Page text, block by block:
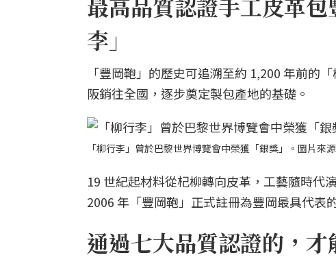
李」
「豐岡鞄」的歷史可追溯至約 1,200 年前的
阪銷往全國，逐步奠定製包產地的基礎。
「柳行李」曾於巴黎世界博覽會中榮獲「銀獎」。圖片
19 世紀起材料從杞柳轉向皮革，工藝隨時代
2006 年「豐岡鞄」正式註冊為豐岡最具代表
通過七大品質認證的，